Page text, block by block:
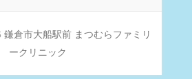
鎌倉市大船駅前 まつむらファミリ
ークリニック